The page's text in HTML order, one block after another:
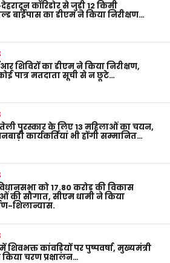
कॉरिडोर से जुड़ी 12 किमी
बाईपास का डीएम ने किया निरीक्षण…
शिविरों का डीएम ने किया निरीक्षण,
पात्र मतदाता सूची से न छूटे…
पुरस्कार के लिए 13 महिलाओं का चयन,
कार्यकर्तियां भी होंगी सम्मानित…
को 17.80 करोड़ की विकास
की सौगात, सीएम धामी ने किया
शिलान्यास.
में शिवभक्त कांवड़ियों पर पुष्पवर्षा, मुख्यमंत्री
किया चरण प्रक्षालन…